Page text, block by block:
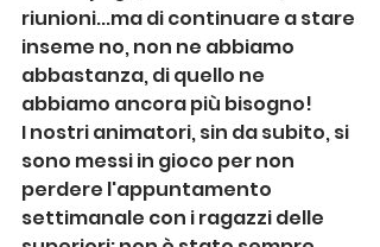
riunioni...ma di continuare a stare
inseme no, non ne abbiamo
abbastanza, di quello ne
abbiamo ancora più bisogno!
I nostri animatori, sin da subito, si
sono messi in gioco per non
perdere l'appuntamento
settimanale con i ragazzi delle